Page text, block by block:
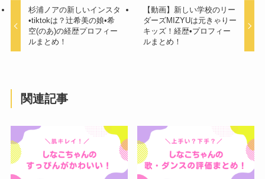
杉浦ノアの新しいインスタ
•tiktokは？辻希美の娘•希
空(のあ)の経歴プロフィー
ルまとめ！
【動画】新しい学校のリー
ダーズMIZYUは元きゃりー
キッズ！経歴•プロフィー
ルまとめ！
関連記事